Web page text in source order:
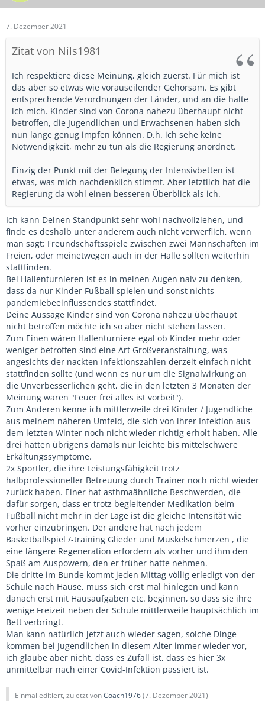
7. Dezember 2021
Zitat von Nils1981
Ich respektiere diese Meinung, gleich zuerst. Für mich ist
das aber so etwas wie vorauseilender Gehorsam. Es gibt
entsprechende Verordnungen der Länder, und an die halte
ich mich. Kinder sind von Corona nahezu überhaupt nicht
betroffen, die Jugendlichen und Erwachsenen haben sich
nun lange genug impfen können. D.h. ich sehe keine
Notwendigkeit, mehr zu tun als die Regierung anordnet.
Einzig der Punkt mit der Belegung der Intensivbetten ist
etwas, was mich nachdenklich stimmt. Aber letztlich hat die
Regierung da wohl einen besseren Überblick als ich.
Ich kann Deinen Standpunkt sehr wohl nachvollziehen, und
finde es deshalb unter anderem auch nicht verwerflich, wenn
man sagt: Freundschaftsspiele zwischen zwei Mannschaften im
Freien, oder meinetwegen auch in der Halle sollten weiterhin
stattfinden.
Bei Hallenturnieren ist es in meinen Augen naiv zu denken,
dass da nur Kinder Fußball spielen und sonst nichts
pandemiebeeinflussendes stattfindet.
Deine Aussage Kinder sind von Corona nahezu überhaupt
nicht betroffen möchte ich so aber nicht stehen lassen.
Zum Einen wären Hallenturniere egal ob Kinder mehr oder
weniger betroffen sind eine Art Großveranstaltung, was
angesichts der nackten Infektionszahlen derzeit einfach nicht
stattfinden sollte (und wenn es nur um die Signalwirkung an
die Unverbesserlichen geht, die in den letzten 3 Monaten der
Meinung waren "Feuer frei alles ist vorbei!").
Zum Anderen kenne ich mittlerweile drei Kinder / Jugendliche
aus meinem näheren Umfeld, die sich von ihrer Infektion aus
dem letzten Winter noch nicht wieder richtig erholt haben. Alle
drei hatten übrigens damals nur leichte bis mittelschwere
Erkältungssymptome.
2x Sportler, die ihre Leistungsfähigkeit trotz
halbprofessioneller Betreuung durch Trainer noch nicht wieder
zurück haben. Einer hat asthmaähnliche Beschwerden, die
dafür sorgen, dass er trotz begleitender Medikation beim
Fußball nicht mehr in der Lage ist die gleiche Intensität wie
vorher einzubringen. Der andere hat nach jedem
Basketballspiel /-training Glieder und Muskelschmerzen , die
eine längere Regeneration erfordern als vorher und ihm den
Spaß am Auspowern, den er früher hatte nehmen.
Die dritte im Bunde kommt jeden Mittag völlig erledigt von der
Schule nach Hause, muss sich erst mal hinlegen und kann
danach erst mit Hausaufgaben etc. beginnen, so dass sie ihre
wenige Freizeit neben der Schule mittlerweile hauptsächlich im
Bett verbringt.
Man kann natürlich jetzt auch wieder sagen, solche Dinge
kommen bei Jugendlichen in diesem Alter immer wieder vor,
ich glaube aber nicht, dass es Zufall ist, dass es hier 3x
unmittelbar nach einer Covid-Infektion passiert ist.
Einmal editiert, zuletzt vonCoach1976(7. Dezember 2021)